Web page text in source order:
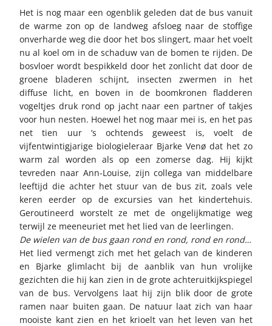
Het is nog maar een ogenblik geleden dat de bus vanuit
de warme zon op de landweg afsloeg naar de stoffige
onverharde weg die door het bos slingert, maar het voelt
nu al koel om in de schaduw van de bomen te rijden. De
bosvloer wordt bespikkeld door het zonlicht dat door de
groene bladeren schijnt, insecten zwermen in het
diffuse licht, en boven in de boomkronen fladderen
vogeltjes druk rond op jacht naar een partner of takjes
voor hun nesten. Hoewel het nog maar mei is, en het pas
net tien uur ’s ochtends geweest is, voelt de
vijfentwintigjarige biologieleraar Bjarke Venø dat het zo
warm zal worden als op een zomerse dag. Hij kijkt
tevreden naar Ann-Louise, zijn collega van middelbare
leeftijd die achter het stuur van de bus zit, zoals vele
keren eerder op de excursies van het kindertehuis.
Geroutineerd worstelt ze met de ongelijkmatige weg
terwijl ze meeneuriet met het lied van de leerlingen.
De wielen van de bus gaan rond en rond, rond en rond…
Het lied vermengt zich met het gelach van de kinderen
en Bjarke glimlacht bij de aanblik van hun vrolijke
gezichten die hij kan zien in de grote achteruitkijkspiegel
van de bus. Vervolgens laat hij zijn blik door de grote
ramen naar buiten gaan. De natuur laat zich van haar
mooiste kant zien en het krioelt van het leven van het